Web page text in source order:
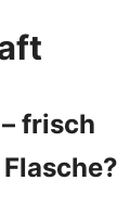
frisch